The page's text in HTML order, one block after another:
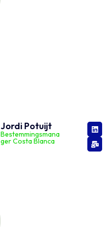
Jordi Potuijt
Bestemmingsmana
ger Costa Blanca